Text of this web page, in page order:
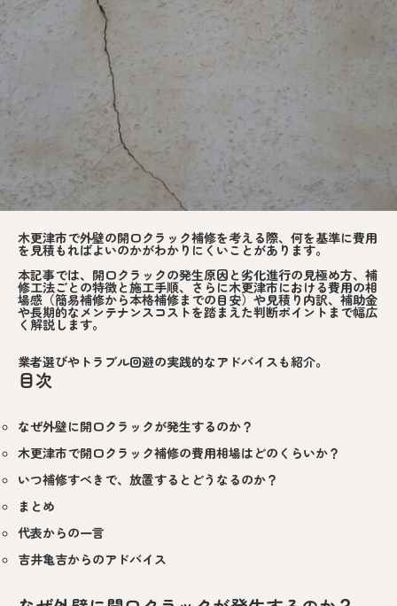
木更津市で外壁の開口クラック補修を考える際、何を基準に費用
を見積もればよいのかがわかりにくいことがあります。
本記事では、開口クラックの発生原因と劣化進行の見極め方、補
修工法ごとの特徴と施工手順、さらに木更津市における費用の相
場感（簡易補修から本格補修までの目安）や見積り内訳、補助金
や長期的なメンテナンスコストを踏まえた判断ポイントまで幅広
く解説します。
業者選びやトラブル回避の実践的なアドバイスも紹介。
目次
なぜ外壁に開口クラックが発生するのか？
木更津市で開口クラック補修の費用相場はどのくらいか？
いつ補修すべきで、放置するとどうなるのか？
まとめ
代表からの一言
吉井亀吉からのアドバイス